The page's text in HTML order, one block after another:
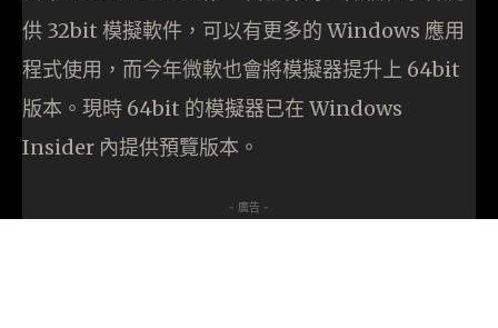
供 32bit 模擬軟件，可以有更多的 Windows 應用
程式使用，而今年微軟也會將模擬器提升上 64bit
版本。現時 64bit 的模擬器已在 Windows
Insider 內提供預覽版本。
- 廣告 -